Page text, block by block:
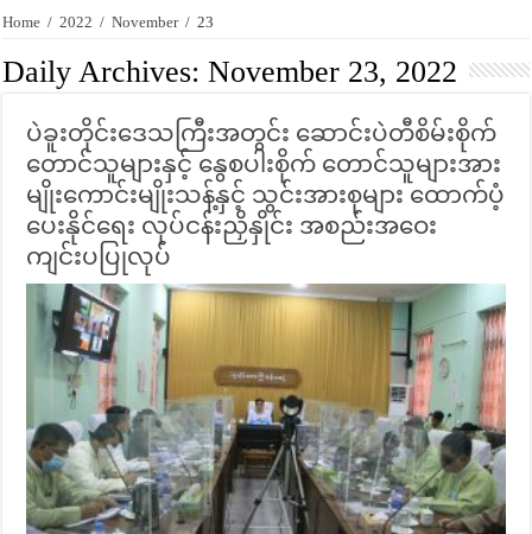
Home / 2022 / November / 23
Daily Archives:November 23, 2022
ပဲခူးတိုင်းဒေသကြီးအတွင်း ဆောင်းပဲတီစိမ်းစိုက်
တောင်သူများနှင့် နွေစပါးစိုက် တောင်သူများအား
မျိုးကောင်းမျိုးသန့်နှင့် သွင်းအားစုများ ထောက်ပံ့
ပေးနိုင်ရေး လုပ်ငန်းညှိနှိုင်း အစည်းအဝေး
ကျင်းပပြုလုပ်